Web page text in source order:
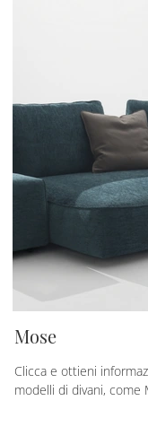
Mose
Clicca e ottieni
modelli di divani, come